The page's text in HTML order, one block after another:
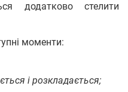
додатково стелити
моменти:
і розкладається;